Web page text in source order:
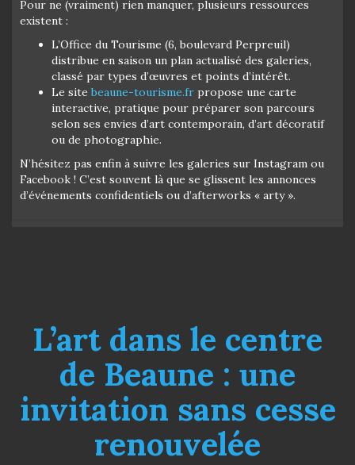
Pour ne (vraiment) rien manquer, plusieurs ressources
existent :
L’Office du Tourisme (6, boulevard Perpreuil)
distribue en saison un plan actualisé des galeries,
classé par types d’œuvres et points d’intérêt.
Le site beaune-tourisme.fr propose une carte
interactive, pratique pour préparer son parcours
selon ses envies d’art contemporain, d’art décoratif
ou de photographie.
N’hésitez pas enfin à suivre les galeries sur Instagram ou
Facebook ! C’est souvent là que se glissent les annonces
d’événements confidentiels ou d’afterworks « arty ».
L’art dans le centre
de Beaune : une
invitation sans cesse
renouvelée